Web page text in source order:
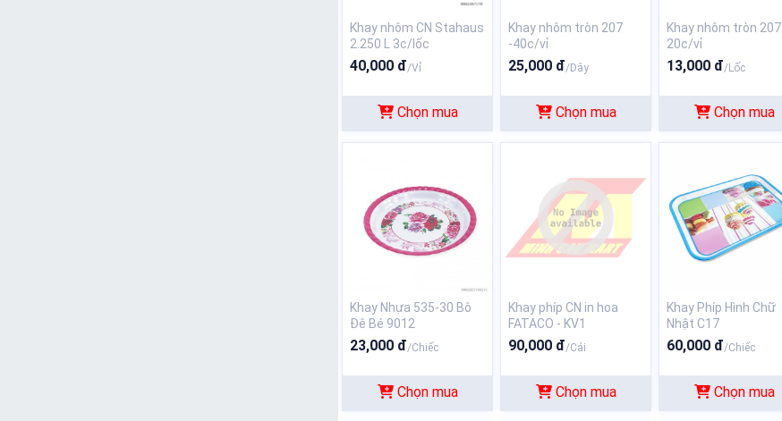
Khay nhôm CN Stahaus
2.250 L 3c/lốc
40,000 đ/Vỉ
Chọn mua
Khay nhôm tròn 207
-40c/vỉ
25,000 đ/Dây
Chọn mua
Khay nhôm tròn 207
20c/vỉ
13,000 đ/Lốc
Chọn mua
Khay Nhựa 535-30 Bô
Đê Bé 9012
23,000 đ/Chiếc
Chọn mua
Khay phíp CN in hoa
FATACO - KV1
90,000 đ/Cái
Chọn mua
Khay Phíp Hình Chữ
Nhật C17
60,000 đ/Chiếc
Chọn mua